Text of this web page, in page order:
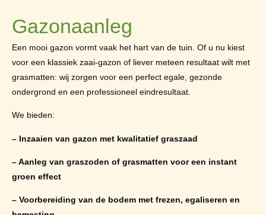
Gazonaanleg
Een mooi gazon vormt vaak het hart van de tuin. Of u nu kiest
voor een klassiek zaai-gazon of liever meteen resultaat wilt met
grasmatten: wij zorgen voor een perfect egale, gezonde
ondergrond en een professioneel eindresultaat.
We bieden:
– Inzaaien van gazon met kwalitatief graszaad
– Aanleg van graszoden of grasmatten voor een instant
groen effect
– Voorbereiding van de bodem met frezen, egaliseren en